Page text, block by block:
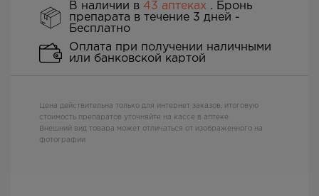
В наличии в 43 аптеках . Бронь
препарата в течение 3 дней -
Бесплатно
Оплата при получении наличными
или банковской картой
Цена действительна только для интернет заказов, итоговую
стоимость препаратов уточняйте на кассе в аптеке
Внешний вид товара может отличаться от изображенного на
фотографии